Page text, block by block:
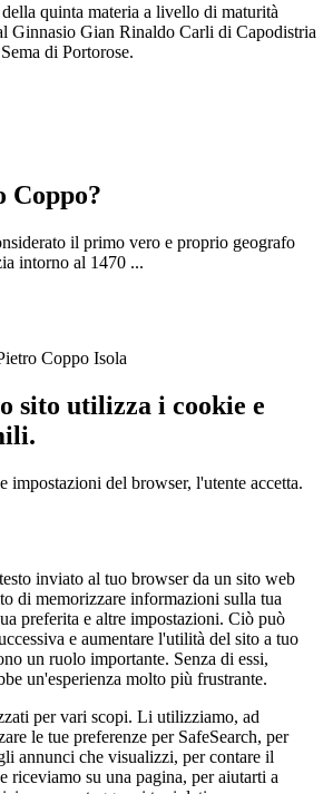
quinta materia a livello di maturità
Ginnasio Gian Rinaldo Carli di Capodistria
di Portorose.
Coppo?
il primo vero e proprio geografo
intorno al 1470 ...
Coppo Isola
sito utilizza i cookie e
impostazioni del browser, l'utente accetta.
inviato al tuo browser da un sito web
di memorizzare informazioni sulla tua
preferita e altre impostazioni. Ciò può
e aumentare l'utilità del sito a tuo
un ruolo importante. Senza di essi,
un'esperienza molto più frustrante.
per vari scopi. Li utilizziamo, ad
le tue preferenze per SafeSearch, per
annunci che visualizzi, per contare il
riceviamo su una pagina, per aiutarti a